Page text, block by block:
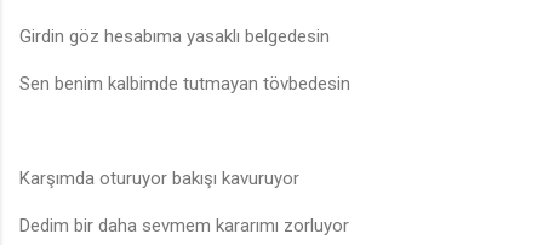
Girdin göz hesabıma yasaklı belgedesin
Sen benim kalbimde tutmayan tövbedesin
Karşımda oturuyor bakışı kavuruyor
Dedim bir daha sevmem kararımı zorluyor